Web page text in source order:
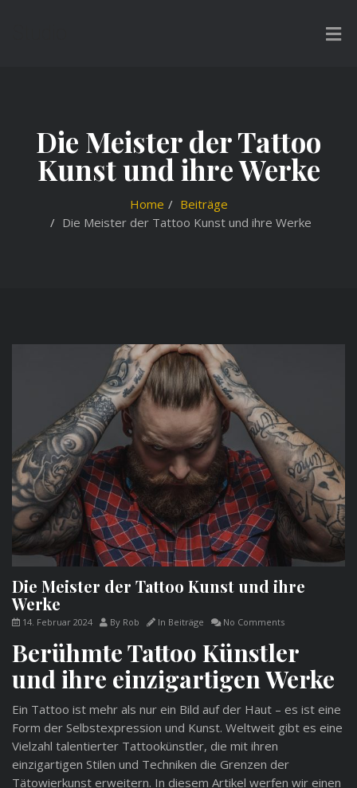
Die Meister der Tattoo
Kunst und ihre Werke
Home
Beiträge
Die Meister der Tattoo Kunst und ihre Werke
Die Meister der Tattoo Kunst und ihre
Werke
14. Februar 2024 By Rob In Beiträge No Comments
Berühmte Tattoo Künstler
und ihre einzigartigen Werke
Ein Tattoo ist mehr als nur ein Bild auf der Haut – es ist eine
Form der Selbstexpression und Kunst. Weltweit gibt es eine
Vielzahl talentierter Tattookünstler, die mit ihren
einzigartigen Stilen und Techniken die Grenzen der
Tätowierkunst erweitern. In diesem Artikel werfen wir einen